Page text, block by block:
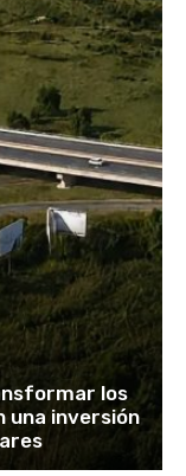
los
una inversión